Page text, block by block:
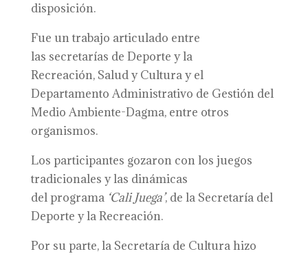
disposición.
Fue un trabajo articulado entre
las secretarías de Deporte y la
Recreación, Salud y Cultura y el
Departamento Administrativo de Gestión del
Medio Ambiente-Dagma, entre otros
organismos.
Los participantes gozaron con los juegos
tradicionales y las dinámicas
del programa ‘Cali Juega’, de la Secretaría del
Deporte y la Recreación.
Por su parte, la Secretaría de Cultura hizo